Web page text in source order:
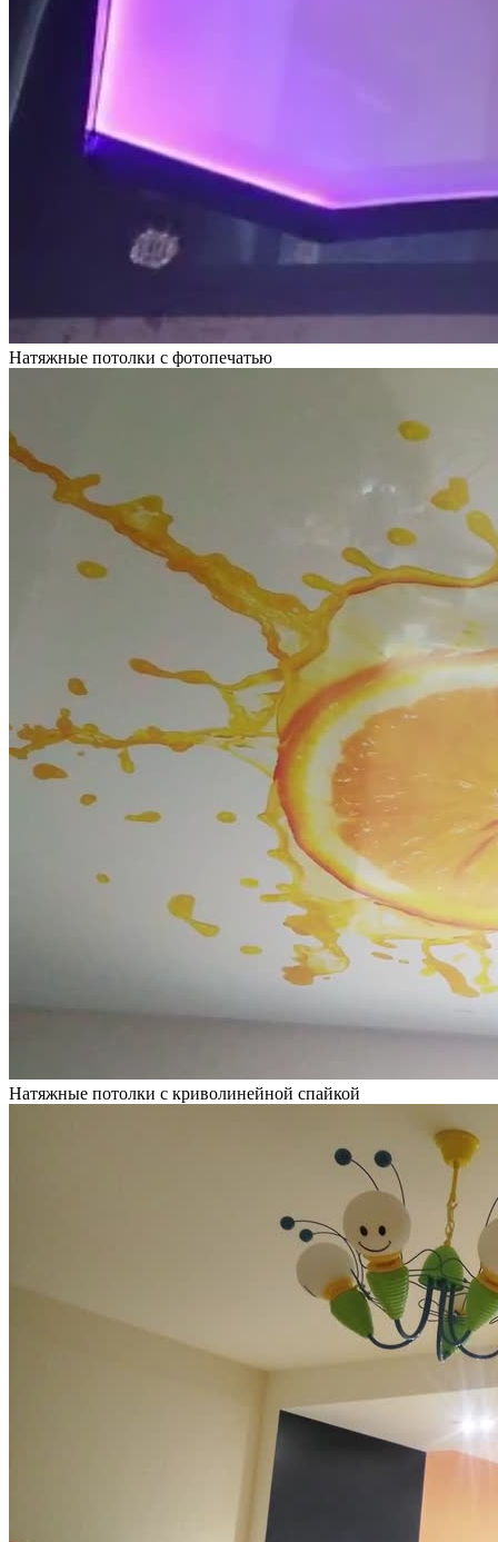
Натяжные потолки с фотопечатью
Натяжные потолки с криволинейной спайкой